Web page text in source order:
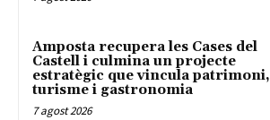
Amposta recupera les Cases del
Castell i culmina un projecte
estratègic que vincula patrimoni,
turisme i gastronomia
7 agost 2026